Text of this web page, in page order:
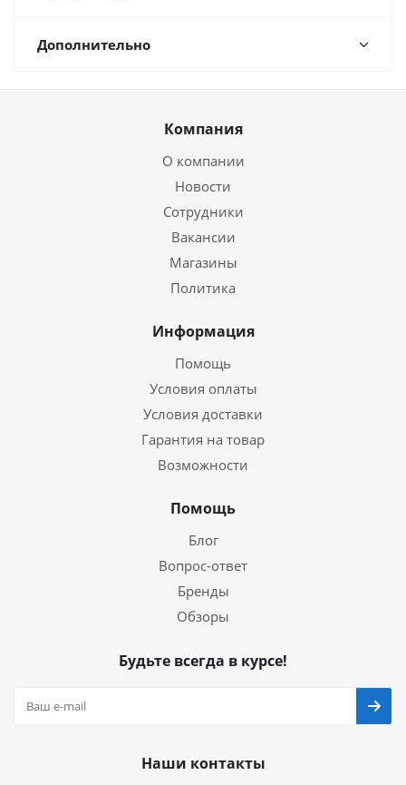
Дополнительно
Компания
О компании
Новости
Сотрудники
Вакансии
Магазины
Политика
Информация
Помощь
Условия оплаты
Условия доставки
Гарантия на товар
Возможности
Помощь
Блог
Вопрос-ответ
Бренды
Обзоры
Будьте всегда в курсе!
Наши контакты